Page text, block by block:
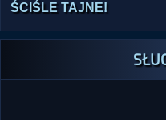
ŚCIŚLE TAJNE!